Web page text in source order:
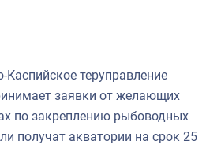
литература
Каспийское теруправление
заявки от желающих
по закреплению рыбоводных
получат акватории на срок 25